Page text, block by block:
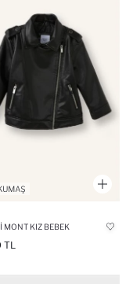
MONT KIZ BEBEK